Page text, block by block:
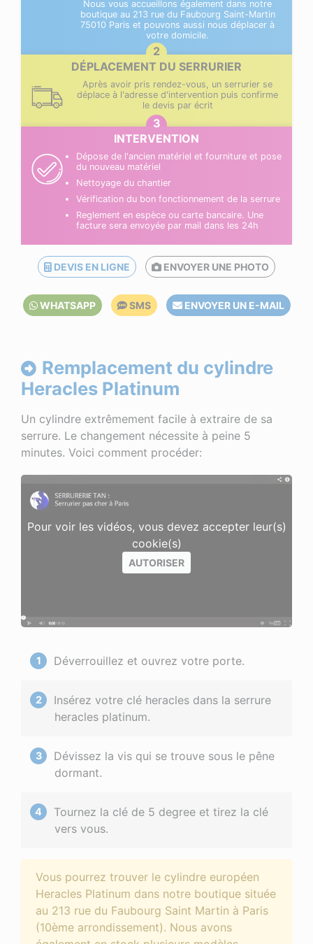
Nous vous accueillons également dans notre
boutique au 213 rue du Faubourg Saint-Martin
75010 Paris et pouvons aussi nous déplacer à
votre domicile.
DÉPLACEMENT DU SERRURIER
Après avoir pris rendez-vous, un serrurier se
déplace à l'adresse d'intervention puis confirme
le devis par écrit
INTERVENTION
Dépose de l'ancien matériel et fourniture et pose
du nouveau matériel
Nettoyage du chantier
Vérification du bon fonctionnement de la serrure
Reglement en espèce ou carte bancaire. Une
facture sera envoyée par mail dans les 24h
DEVIS EN LIGNE ENVOYER UNE PHOTO
WHATSAPP SMS ENVOYER UN E-MAIL
Remplacement du cylindre
Heracles Platinum
Un cylindre extrêmement facile à extraire de sa
serrure. Le changement nécessite à peine 5
minutes. Voici comment procéder:
Pour voir les vidéos, vous devez accepter leur(s)
cookie(s)
AUTORISER
Déverrouillez et ouvrez votre porte.
Insérez votre clé heracles dans la serrure
heracles platinum.
Dévissez la vis qui se trouve sous le pêne
dormant.
Tournez la clé de 5 degree et tirez la clé
vers vous.
Vous pourrez trouver le cylindre européen
Heracles Platinum dans notre boutique située
au 213 rue du Faubourg Saint Martin à Paris
(10ème arrondissement). Nous avons